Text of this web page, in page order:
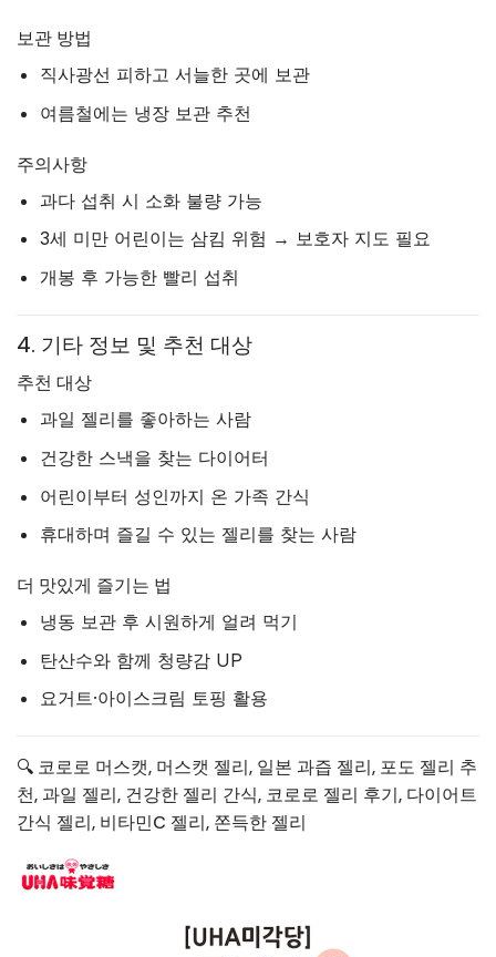
보관 방법
직사광선 피하고 서늘한 곳에 보관
여름철에는 냉장 보관 추천
주의사항
과다 섭취 시 소화 불량 가능
3세 미만 어린이는 삼킴 위험 → 보호자 지도 필요
개봉 후 가능한 빨리 섭취
4. 기타 정보 및 추천 대상
추천 대상
과일 젤리를 좋아하는 사람
건강한 스낵을 찾는 다이어터
어린이부터 성인까지 온 가족 간식
휴대하며 즐길 수 있는 젤리를 찾는 사람
더 맛있게 즐기는 법
냉동 보관 후 시원하게 얼려 먹기
탄산수와 함께 청량감 UP
요거트·아이스크림 토핑 활용
🔍 코로로 머스캣, 머스캣 젤리, 일본 과즙 젤리, 포도 젤리 추
천, 과일 젤리, 건강한 젤리 간식, 코로로 젤리 후기, 다이어트
간식 젤리, 비타민C 젤리, 쫀득한 젤리